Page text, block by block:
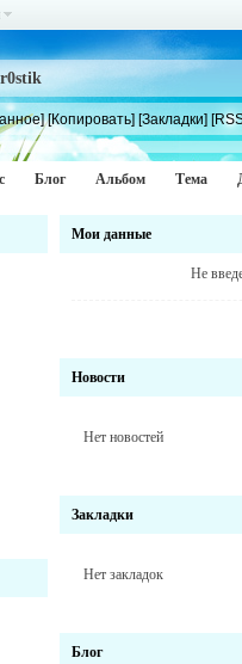
[Копировать] [Закладки]
Блог Альбом Тема
Мои данные
Не
Новости
Нет новостей
Закладки
Нет закладок
Блог